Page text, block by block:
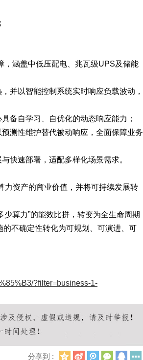
，涵盖中低压配电、兆瓦级UPS及储能
并以智能控制系统实时响应负载波动，
备自学习、自优化的动态响应能力；
测性维护替代被动响应，全面保障业务
快速部署，适配多样化场景需求。
力资产的商业价值，并将可持续发展转
少算力”的能效比拼，转变为全生命周期
的不确定性转化为可规划、可演进、可
?filter=business-1-
分享到 :
新
腾
微